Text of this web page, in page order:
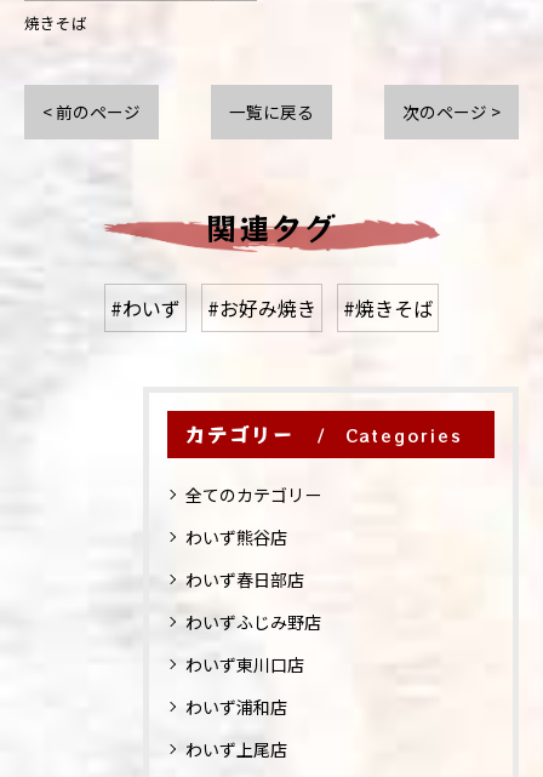
焼きそば
< 前のページ 一覧に戻る 次のページ >
関連タグ
#わいず #お好み焼き #焼きそば
カテゴリー Categories
全てのカテゴリー
わいず熊谷店
わいず春日部店
わいずふじみ野店
わいず東川口店
わいず浦和店
わいず上尾店